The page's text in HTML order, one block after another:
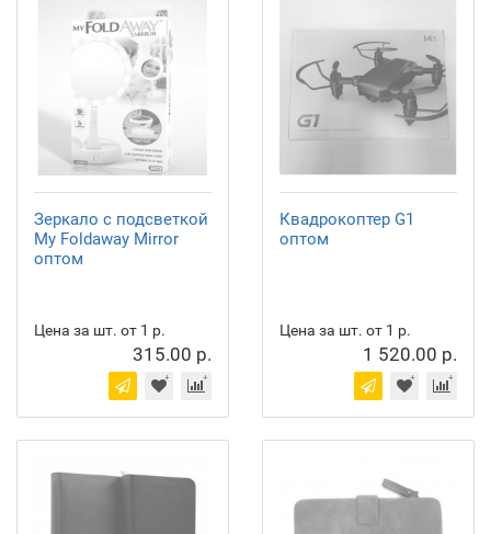
Зеркало с подсветкой
My Foldaway Mirror
оптом
Цена за шт. от 1 р.
315.00 р.
Квадрокоптер G1
оптом
Цена за шт. от 1 р.
1 520.00 р.